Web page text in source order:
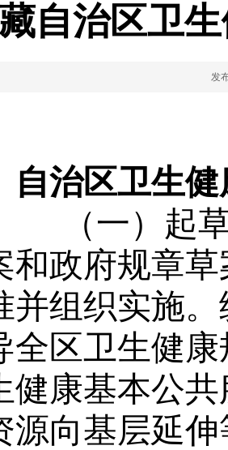
自治区卫
发
自治区卫生
（一）起
和政府规章
并组织实施
全区卫生健
健康基本公
源向基层延